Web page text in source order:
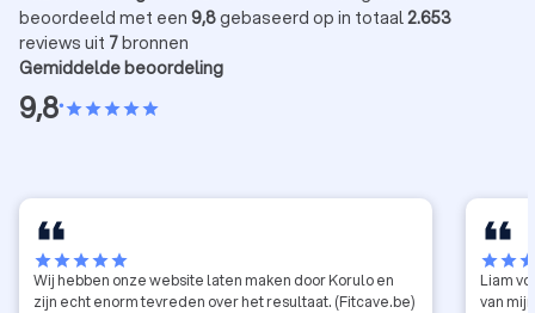
beoordeeld met een 9,8gebaseerd op in totaal2.653
reviews uit 7bronnen
Gemiddelde beoordeling
9,8•starstarstarstarstar
starstarstarstarstar
Wij hebben onze website laten maken door Korulo en
zijn echt enorm tevreden over het resultaat. (Fitcave.be)
starstar
Liam
van